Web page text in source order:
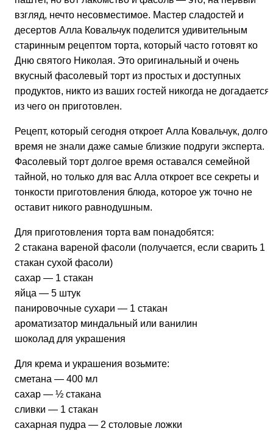
взгляд, нечто несовместимое. Мастер сладостей и
десертов Алла Ковальчук поделится удивительным
старинным рецептом торта, который часто готовят ко
Дню святого Николая. Это оригинальный и очень
вкусный фасолевый торт из простых и доступных
продуктов, никто из ваших гостей никогда не догадается,
из чего он приготовлен.
Рецепт, который сегодня откроет Алла Ковальчук, долгое
время не знали даже самые близкие подруги эксперта.
Фасолевый торт долгое время оставался семейной
тайной, но только для вас Алла откроет все секреты и
тонкости приготовления блюда, которое уж точно не
оставит никого равнодушным.
Для приготовления торта вам понадобятся:
2 стакана вареной фасоли (получается, если сварить 1
стакан сухой фасоли)
сахар — 1 стакан
яйца — 5 штук
панировочные сухари — 1 стакан
ароматизатор миндальный или ванилин
шоколад для украшения
Для крема и украшения возьмите:
сметана — 400 мл
сахар — ½ стакана
сливки — 1 стакан
сахарная пудра — 2 столовые ложки